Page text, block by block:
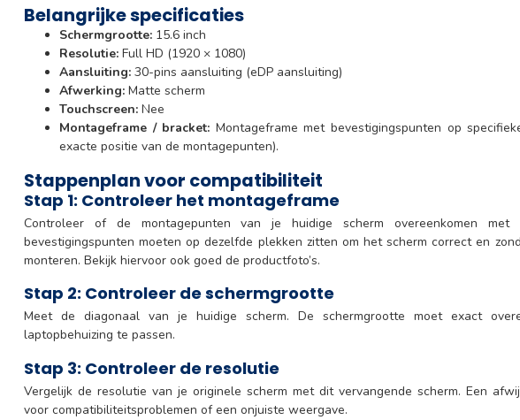
Belangrijke specificaties
Schermgrootte: 15.6 inch
Resolutie: Full HD (1920 × 1080)
Aansluiting: 30-pins aansluiting (eDP aansluiting)
Afwerking: Matte scherm
Touchscreen: Nee
Montageframe / bracket: Montageframe met bevestigingspunten op
exacte positie van de montagepunten).
Stappenplan voor compatibiliteit
Stap 1: Controleer het montageframe
Controleer of de montagepunten van je huidige scherm overeenkomen
bevestigingspunten moeten op dezelfde plekken zitten om het scherm correct en
monteren. Bekijk hiervoor ook goed de productfoto’s.
Stap 2: Controleer de schermgrootte
Meet de diagonaal van je huidige scherm. De schermgrootte moet exact
laptopbehuizing te passen.
Stap 3: Controleer de resolutie
Vergelijk de resolutie van je originele scherm met dit vervangende scherm. Een
voor compatibiliteitsproblemen of een onjuiste weergave.